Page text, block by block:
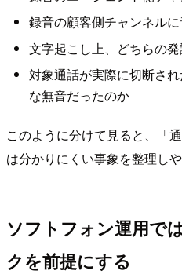
録音の顧客側チャンネル
文字起こし上、どちらの
対象通話が実際に切断さ
な無音だったのか
このように分けて見ると、「
は分かりにくい事象を整理しや
ソフトフォン運用で
クを前提にする